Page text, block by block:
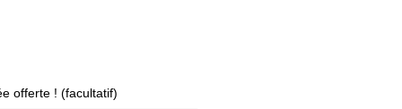
offerte ! (facultatif)